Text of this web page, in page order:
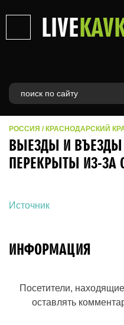
LIVE
РОССИЯ / КРАСНОДАРСКИЙ
ВЫЕЗДЫ И ВЪЕЗДЫ
ПЕРЕКРЫТЫ ИЗ-ЗА
Источник
ИНФОРМАЦИЯ
Посетители,
оставлять